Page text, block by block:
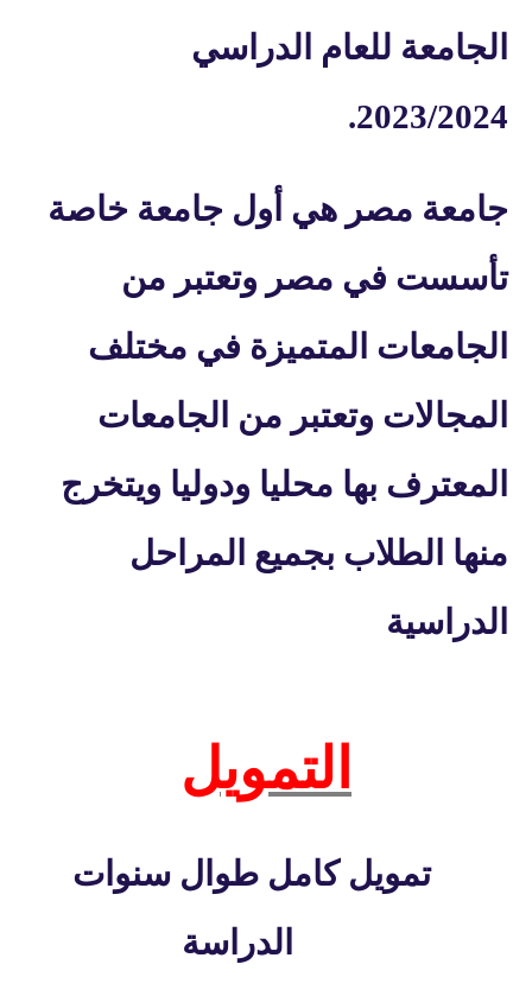
الجامعة للعام الدراسي
2023/2024
.
جامعة مصر هي أول جامعة خاصة
تأسست في مصر وتعتبر من
الجامعات المتميزة في مختلف
المجالات وتعتبر من الجامعات
المعترف بها محليا ودوليا ويتخرج
منها الطلاب بجميع المراحل
الدراسية
التمويل
تمويل كامل طوال سنوات
الدراسة